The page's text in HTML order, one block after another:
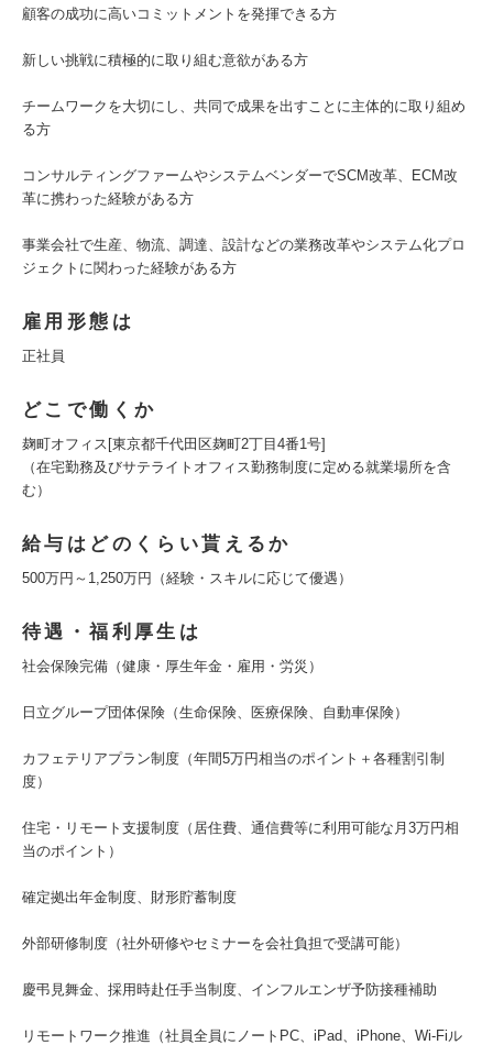
顧客の成功に高いコミットメントを発揮できる方
新しい挑戦に積極的に取り組む意欲がある方
チームワークを大切にし、共同で成果を出すことに主体的に取り組め
る方
コンサルティングファームやシステムベンダーでSCM改革、ECM改
革に携わった経験がある方
事業会社で生産、物流、調達、設計などの業務改革やシステム化プロ
ジェクトに関わった経験がある方
雇用形態は
正社員
どこで働くか
麹町オフィス[東京都千代田区麹町2丁目4番1号]
（在宅勤務及びサテライトオフィス勤務制度に定める就業場所を含
む）
給与はどのくらい貰えるか
500万円～1,250万円（経験・スキルに応じて優遇）
待遇・福利厚生は
社会保険完備（健康・厚生年金・雇用・労災）
日立グループ団体保険（生命保険、医療保険、自動車保険）
カフェテリアプラン制度（年間5万円相当のポイント＋各種割引制
度）
住宅・リモート支援制度（居住費、通信費等に利用可能な月3万円相
当のポイント）
確定拠出年金制度、財形貯蓄制度
外部研修制度（社外研修やセミナーを会社負担で受講可能）
慶弔見舞金、採用時赴任手当制度、インフルエンザ予防接種補助
リモートワーク推進（社員全員にノートPC、iPad、iPhone、Wi-Fiル